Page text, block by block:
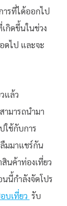
รที่ได้ออกไป
กิดขึ้นในช่วง
ดไป และจะ
แล้ว
ามารถนำมา
ใช้กับการ
มมาแชร์กัน
นค้าท่องเที่ยว
นี้กำลังจัดโปร
บเที่ยว รับ